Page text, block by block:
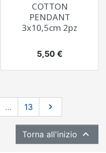
COTTON
PENDANT
3x10,5cm 2pz
Prezzo
5,50 €
… 13 Successivo

Torna all'inizio 